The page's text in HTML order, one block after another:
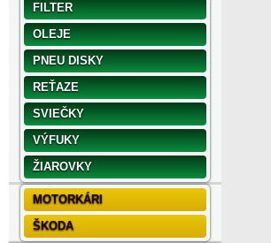
FILTER
OLEJE
PNEU DISKY
REŤAZE
SVIEČKY
VÝFUKY
ŽIAROVKY
MOTORKÁRI
ŠKODA